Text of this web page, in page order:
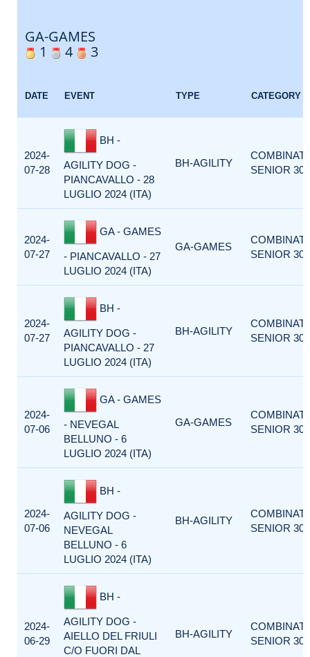
GA-GAMES
1
4 3
DATE EVENT TYPE CATEGORY
2024-
07-28
BH -
AGILITY DOG -
PIANCAVALLO - 28
LUGLIO 2024 (ITA)
BH-AGILITY
COMBINATA
SENIOR 300
2024-
07-27
GA - GAMES
- PIANCAVALLO - 27
LUGLIO 2024 (ITA)
GA-GAMES
COMBINATA
SENIOR 300
2024-
07-27
BH -
AGILITY DOG -
PIANCAVALLO - 27
LUGLIO 2024 (ITA)
BH-AGILITY
COMBINATA
SENIOR 300
2024-
07-06
GA - GAMES
- NEVEGAL
BELLUNO - 6
LUGLIO 2024 (ITA)
GA-GAMES
COMBINATA
SENIOR 300
2024-
07-06
BH -
AGILITY DOG -
NEVEGAL
BELLUNO - 6
LUGLIO 2024 (ITA)
BH-AGILITY
COMBINATA
SENIOR 300
2024-
06-29
BH -
AGILITY DOG -
AIELLO DEL FRIULI
C/O FUORI DAL
BH-AGILITY
COMBINATA
SENIOR 300